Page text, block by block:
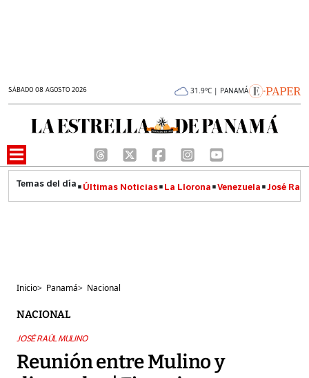
SÁBADO 08 AGOSTO 2026 31.9°C | PANAMÁ
Últimas Noticias La Llorona Venezuela José
Inicio> Panamá> Nacional
NACIONAL
JOSÉ RAÚL MULINO
Reunión entre Mulino y